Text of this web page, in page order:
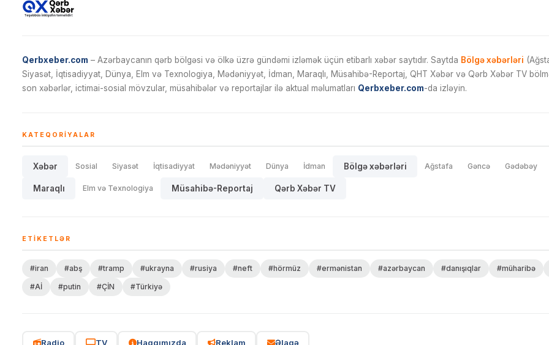
Qerbxeber.com – Azərbaycanın qərb bölgəsi və ölkə üzrə gündəmi izləmək üçün etibarlı xəbər saytıdır. Saytda Bölgə xəbərləri
Siyasət, İqtisadiyyat, Dünya, Elm və Texnologiya, Mədəniyyət, İdman, Maraqlı, Müsahibə-Reportaj, QHT Xəbər və Qərb Xəbər TV
son xəbərlər, ictimai-sosial mövzular, müsahibələr və reportajlar ilə aktual məlumatları Qerbxeber.com-da izləyin.
KATEQORIYALAR
Xəbər Sosial Siyasət İqtisadiyyat Mədəniyyət Dünya İdman Bölgə xəbərləri Ağstafa Gəncə Gədəbəy
Maraqlı Elm və Texnologiya Müsahibə-Reportaj Qərb Xəbər TV
ETIKETLƏR
#iran #abş #tramp #ukrayna #rusiya #neft #hörmüz #ermənistan #azərbaycan #danışıqlar
#müharibə
#Aİ
#putin #ÇİN #Türkiyə
Radio TV Haqqımızda Reklam Əlaqə